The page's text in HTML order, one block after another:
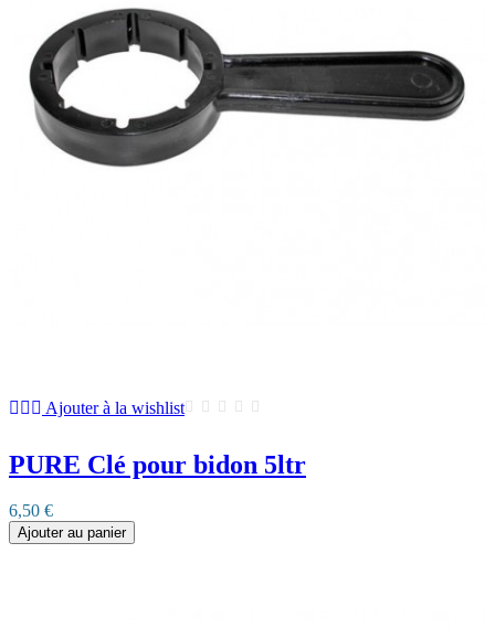
Ajouter à la wishlist
PURE Clé pour bidon 5ltr
6,50 €
Ajouter au panier